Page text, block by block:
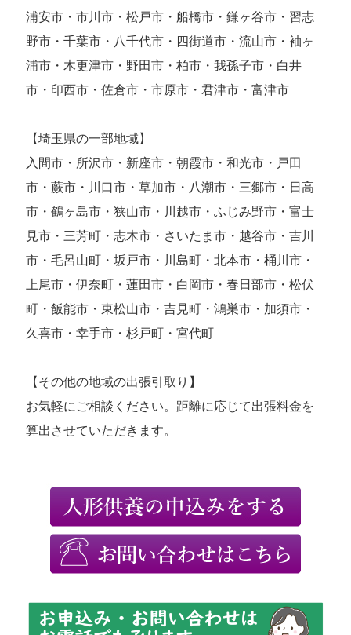
浦安市・市川市・松戸市・船橋市・鎌ヶ谷市・習志
野市・千葉市・八千代市・四街道市・流山市・袖ヶ
浦市・木更津市・野田市・柏市・我孫子市・白井
市・印西市・佐倉市・市原市・君津市・富津市
【埼玉県の一部地域】
入間市・所沢市・新座市・朝霞市・和光市・戸田
市・蕨市・川口市・草加市・八潮市・三郷市・日高
市・鶴ヶ島市・狭山市・川越市・ふじみ野市・富士
見市・三芳町・志木市・さいたま市・越谷市・吉川
市・毛呂山町・坂戸市・川島町・北本市・桶川市・
上尾市・伊奈町・蓮田市・白岡市・春日部市・松伏
町・飯能市・東松山市・吉見町・鴻巣市・加須市・
久喜市・幸手市・杉戸町・宮代町
【その他の地域の出張引取り】
お気軽にご相談ください。距離に応じて出張料金を
算出させていただきます。